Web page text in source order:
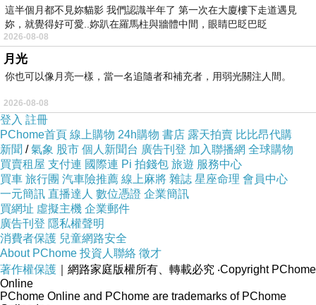
這半個月都不見妳貓影 我們認識半年了 第一次在大廈樓下走道遇見
妳，就覺得好可愛..妳趴在羅馬柱與牆體中間，眼睛巴眨巴眨
2026-08-08
月光
你也可以像月亮一樣，當一名追隨者和補充者，用弱光關注人間。
2026-08-08
登入 註冊
PChome首頁 線上購物 24h購物 書店 露天拍賣 比比昂代購
新聞 /氣象 股市 個人新聞台 廣告刊登 加入聯播網 全球購物
買賣租屋 支付連 國際連 Pi 拍錢包 旅遊 服務中心
買車 旅行團 汽車險推薦 線上麻將 雜誌 星座命理 會員中心
一元簡訊 直播達人 數位憑證 企業簡訊
買網址 虛擬主機 企業郵件
廣告刊登 隱私權聲明
消費者保護 兒童網路安全
About PChome 投資人聯絡 徵才
著作權保護 ｜網路家庭版權所有、轉載必究 ‧Copyright PChome
Online
PChome Online and PChome are trademarks of PChome